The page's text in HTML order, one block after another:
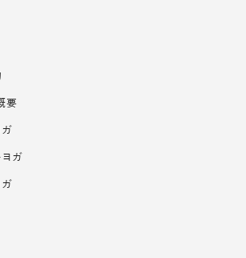
要
ガ